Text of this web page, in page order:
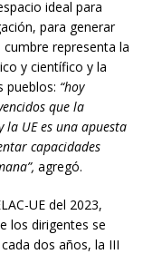
ideal para
para generar
representa la
y científico y la
pueblos: “hoy
que la
la UE es una apuesta
capacidades
agregó.
UE del 2023,
los dirigentes se
dos años, la III